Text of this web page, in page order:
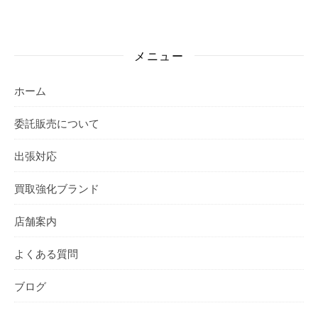
メニュー
ホーム
委託販売について
出張対応
買取強化ブランド
店舗案内
よくある質問
ブログ